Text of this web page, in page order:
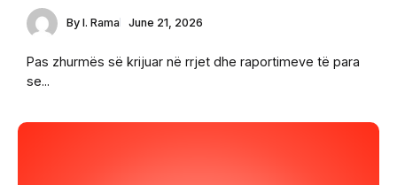
By I. Rama June 21, 2026
Pas zhurmës së krijuar në rrjet dhe raportimeve të para
se...